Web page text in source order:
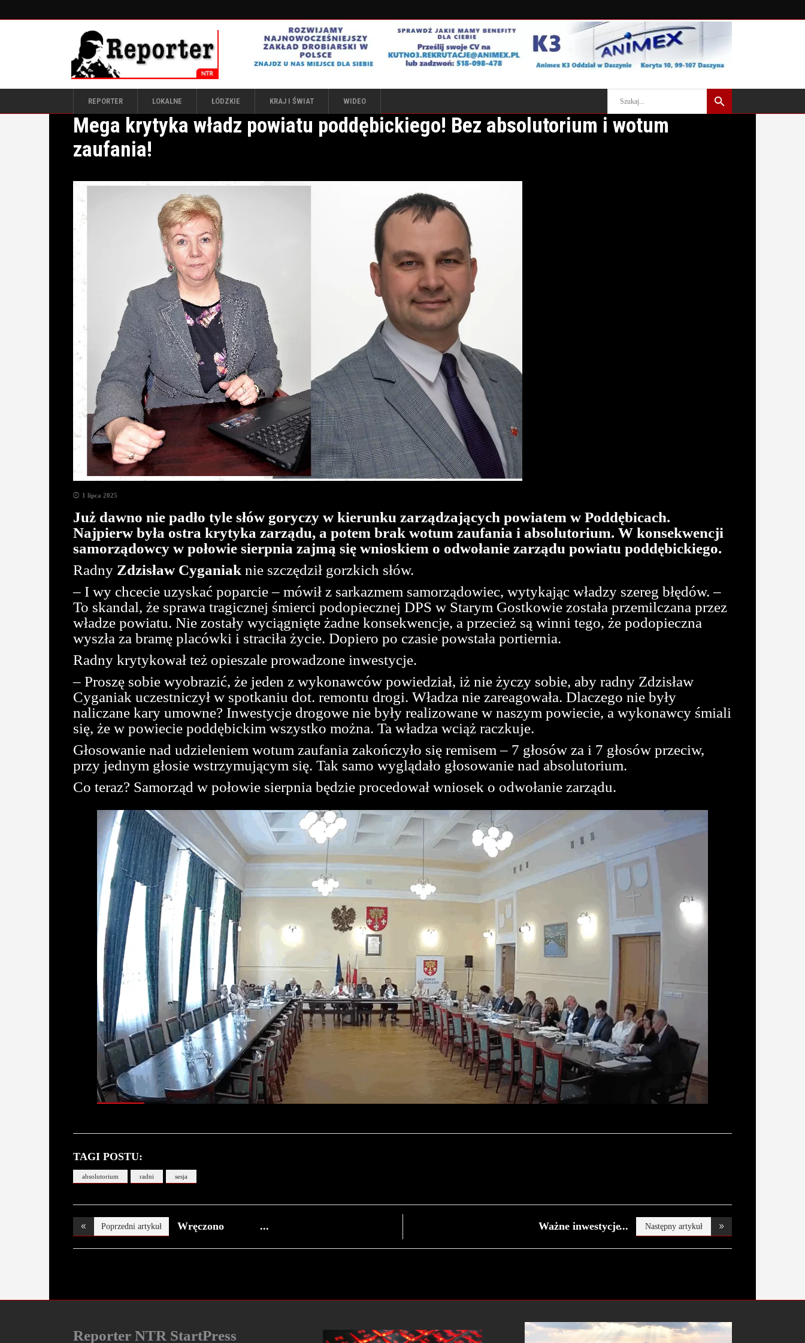
REPORTER LOKALNE ŁÓDZKIE KRAJ I ŚWIAT WIDEO
Mega krytyka władz powiatu poddębickiego! Bez absolutorium i wotum
zaufania!
1 lipca 2025
Już dawno nie padło tyle słów goryczy w kierunku zarządzających powiatem w Poddębicach.
Najpierw była ostra krytyka zarządu, a potem brak wotum zaufania i absolutorium. W konsekwencji
samorządowcy w połowie sierpnia zajmą się wnioskiem o odwołanie zarządu powiatu poddębickiego.
Radny Zdzisław Cyganiak nie szczędził gorzkich słów.
– I wy chcecie uzyskać poparcie – mówił z sarkazmem samorządowiec, wytykając władzy szereg błędów. –
To skandal, że sprawa tragicznej śmierci podopiecznej DPS w Starym Gostkowie została przemilczana przez
władze powiatu. Nie zostały wyciągnięte żadne konsekwencje, a przecież są winni tego, że podopieczna
wyszła za bramę placówki i straciła życie. Dopiero po czasie powstała portiernia.
Radny krytykował też opieszale prowadzone inwestycje.
– Proszę sobie wyobrazić, że jeden z wykonawców powiedział, iż nie życzy sobie, aby radny Zdzisław
Cyganiak uczestniczył w spotkaniu dot. remontu drogi. Władza nie zareagowała. Dlaczego nie były
naliczane kary umowne? Inwestycje drogowe nie były realizowane w naszym powiecie, a wykonawcy śmiali
się, że w powiecie poddębickim wszystko można. Ta władza wciąż raczkuje.
Głosowanie nad udzieleniem wotum zaufania zakończyło się remisem – 7 głosów za i 7 głosów przeciw,
przy jednym głosie wstrzymującym się. Tak samo wyglądało głosowanie nad absolutorium.
Co teraz? Samorząd w połowie sierpnia będzie procedował wniosek o odwołanie zarządu.
TAGI POSTU:
absolutorium radni sesja
Poprzedni artykuł
Wręczono
Ważne inwestycje
Następny artykuł
Reporter NTR StartPress